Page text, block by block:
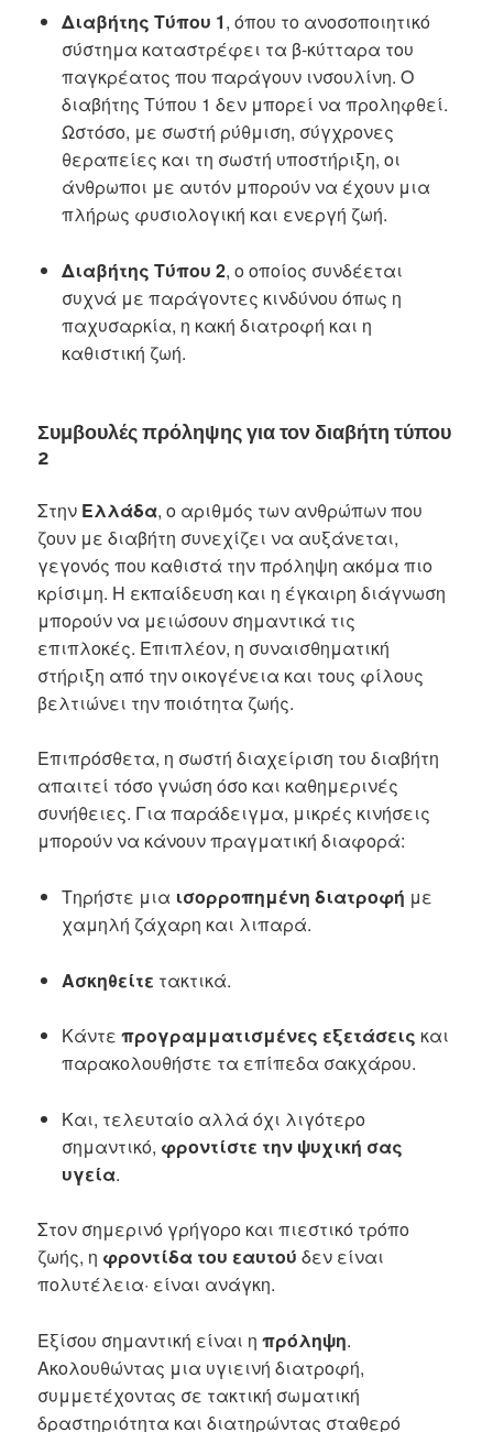
Διαβήτης Τύπου 1, όπου το ανοσοποιητικό
σύστημα καταστρέφει τα β-κύτταρα του
παγκρέατος που παράγουν ινσουλίνη. Ο
διαβήτης Τύπου 1 δεν μπορεί να προληφθεί.
Ωστόσο, με σωστή ρύθμιση, σύγχρονες
θεραπείες και τη σωστή υποστήριξη, οι
άνθρωποι με αυτόν μπορούν να έχουν μια
πλήρως φυσιολογική και ενεργή ζωή.
Διαβήτης Τύπου 2, ο οποίος συνδέεται
συχνά με παράγοντες κινδύνου όπως η
παχυσαρκία, η κακή διατροφή και η
καθιστική ζωή.
Συμβουλές πρόληψης για τον διαβήτη τύπου
2
Στην Ελλάδα, ο αριθμός των ανθρώπων που
ζουν με διαβήτη συνεχίζει να αυξάνεται,
γεγονός που καθιστά την πρόληψη ακόμα πιο
κρίσιμη. Η εκπαίδευση και η έγκαιρη διάγνωση
μπορούν να μειώσουν σημαντικά τις
επιπλοκές. Επιπλέον, η συναισθηματική
στήριξη από την οικογένεια και τους φίλους
βελτιώνει την ποιότητα ζωής.
Επιπρόσθετα, η σωστή διαχείριση του διαβήτη
απαιτεί τόσο γνώση όσο και καθημερινές
συνήθειες. Για παράδειγμα, μικρές κινήσεις
μπορούν να κάνουν πραγματική διαφορά:
Τηρήστε μια ισορροπημένη διατροφή με
χαμηλή ζάχαρη και λιπαρά.
Ασκηθείτε τακτικά.
Κάντε προγραμματισμένες εξετάσεις και
παρακολουθήστε τα επίπεδα σακχάρου.
Και, τελευταίο αλλά όχι λιγότερο
σημαντικό, φροντίστε την ψυχική σας
υγεία.
Στον σημερινό γρήγορο και πιεστικό τρόπο
ζωής, η φροντίδα του εαυτού δεν είναι
πολυτέλεια· είναι ανάγκη.
Εξίσου σημαντική είναι ηπρόληψη.
Ακολουθώντας μια υγιεινή διατροφή,
συμμετέχοντας σε τακτική σωματική
δραστηριότητα και διατηρώντας σταθερό